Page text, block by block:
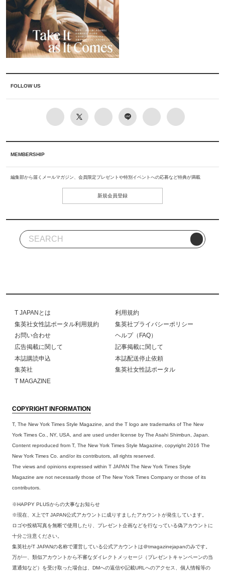
FOLLOW US
MEMBERSHIP
編集部から届くメールマガジン、会員限定プレゼントや特別イベントへの応募など特典が満載
新規会員登録
T JAPANとは
利用規約
集英社女性誌ポータル利用規約
集英社プライバシーポリシー
お問い合わせ
ヘルプ（FAQ）
広告掲載に関して
記事掲載に関して
本誌購読申込
本誌配送停止依頼
集英社
集英社女性誌ポータル
T MAGAZINE
COPYRIGHT INFORMATION
T, The New York Times Style Magazine, and the T logo are trademarks of The New
York Times Co., NY, USA, and are used under license by The Asahi Shimbun, Japan.
Content reproduced from T, The New York Times Style Magazine, copyright 2016 The
New York Times Co. and/or its contributors, all rights reserved.
The views and opinions expressed within T JAPAN The New York Times Style
Magazine are not necessarily those of The New York Times Company or those of its
contributors.
※HAPPY PLUSからの大事なお知らせ
※現在、X上でT JAPAN公式アカウントに成りすましたアカウントが発生しています。
ロゴや投稿写真を無断で使用したり、プレゼント企画などを行なっている偽アカウントに
十分ご注意ください。
集英社がT JAPANの名称で運営している公式アカウントは＠tmagazinejapanのみです。
万が一、類似アカウントから不審なダイレクトメッセージ（プレゼントキャンペーンの当
選通知など）を受け取った場合は、DMへの返信や記載URLへのアクセス、個人情報等の